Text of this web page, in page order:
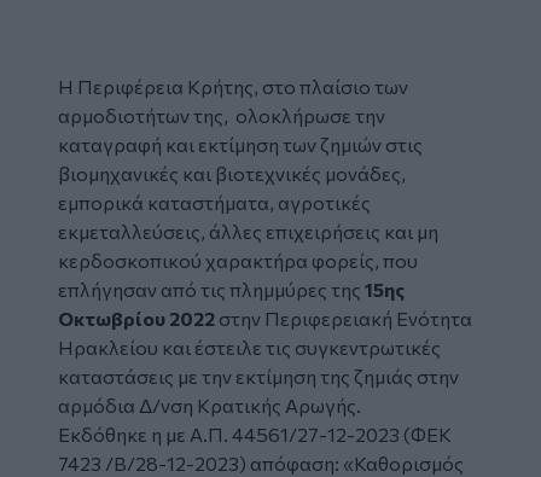
Η Περιφέρεια Κρήτης, στο πλαίσιο των
αρμοδιοτήτων της, ολοκλήρωσε την
καταγραφή και εκτίμηση των ζημιών στις
βιομηχανικές και βιοτεχνικές μονάδες,
εμπορικά καταστήματα, αγροτικές
εκμεταλλεύσεις, άλλες επιχειρήσεις και μη
κερδοσκοπικού χαρακτήρα φορείς, που
επλήγησαν από τις πλημμύρες της 15ης
Οκτωβρίου 2022 στην Περιφερειακή Ενότητα
Ηρακλείου και έστειλε τις συγκεντρωτικές
καταστάσεις με την εκτίμηση της ζημιάς στην
αρμόδια Δ/νση Κρατικής Αρωγής.
Εκδόθηκε η με Α.Π. 44561/27-12-2023 (ΦΕΚ
7423 /Β/28-12-2023) απόφαση: «Καθορισμός